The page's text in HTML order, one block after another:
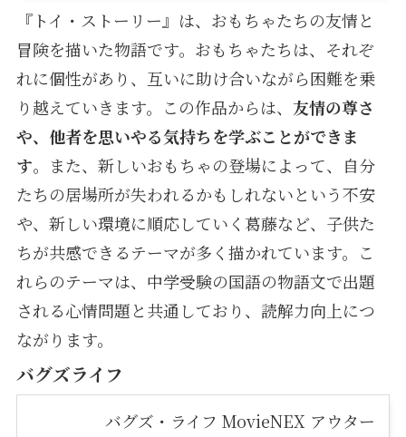
『トイ・ストーリー』は、おもちゃたちの友情と
冒険を描いた物語です。おもちゃたちは、それぞ
れに個性があり、互いに助け合いながら困難を乗
り越えていきます。この作品からは、 友情の尊さ
や、他者を思いやる気持ちを学ぶことができま
す。また、新しいおもちゃの登場によって、自分
たちの居場所が失われるかもしれないという不安
や、新しい環境に順応していく葛藤など、子供た
ちが共感できるテーマが多く描かれています。こ
れらのテーマは、中学受験の国語の物語文で出題
される心情問題と共通しており、読解力向上につ
ながります。
バグズライフ
バグズ・ライフ MovieNEX アウター